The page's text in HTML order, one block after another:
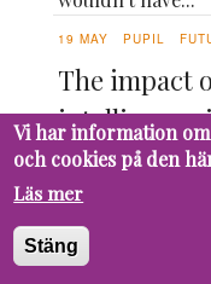
19 MAY PUPIL
The impact
intelligence
Artificial
rapid and
humans and
Vi har information
och cookies på den
Läs mer
Stäng